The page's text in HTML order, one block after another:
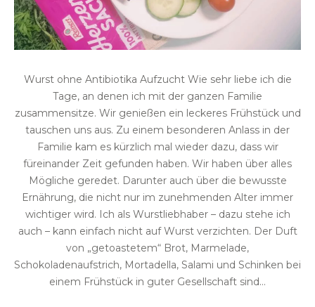
Wurst ohne Antibiotika Aufzucht Wie sehr liebe ich die
Tage, an denen ich mit der ganzen Familie
zusammensitze. Wir genießen ein leckeres Frühstück und
tauschen uns aus. Zu einem besonderen Anlass in der
Familie kam es kürzlich mal wieder dazu, dass wir
füreinander Zeit gefunden haben. Wir haben über alles
Mögliche geredet. Darunter auch über die bewusste
Ernährung, die nicht nur im zunehmenden Alter immer
wichtiger wird. Ich als Wurstliebhaber – dazu stehe ich
auch – kann einfach nicht auf Wurst verzichten. Der Duft
von „getoastetem“ Brot, Marmelade,
Schokoladenaufstrich, Mortadella, Salami und Schinken bei
einem Frühstück in guter Gesellschaft sind...